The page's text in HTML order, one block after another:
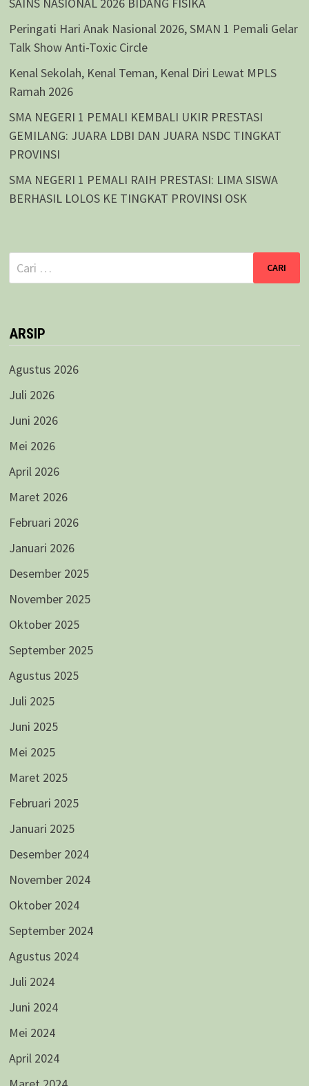
Peringati Hari Anak Nasional 2026, SMAN 1 Pemali Gelar
Talk Show Anti-Toxic Circle
Kenal Sekolah, Kenal Teman, Kenal Diri Lewat MPLS
Ramah 2026
SMA NEGERI 1 PEMALI KEMBALI UKIR PRESTASI
GEMILANG: JUARA LDBI DAN JUARA NSDC TINGKAT
PROVINSI
SMA NEGERI 1 PEMALI RAIH PRESTASI: LIMA SISWA
BERHASIL LOLOS KE TINGKAT PROVINSI OSK
Cari
untuk:
ARSIP
Agustus 2026
Juli 2026
Juni 2026
Mei 2026
April 2026
Maret 2026
Februari 2026
Januari 2026
Desember 2025
November 2025
Oktober 2025
September 2025
Agustus 2025
Juli 2025
Juni 2025
Mei 2025
Maret 2025
Februari 2025
Januari 2025
Desember 2024
November 2024
Oktober 2024
September 2024
Agustus 2024
Juli 2024
Juni 2024
Mei 2024
April 2024